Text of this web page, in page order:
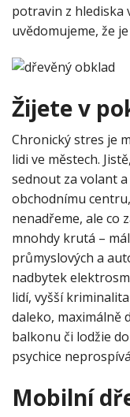
potravin z hlediska
uvědomujeme, že
Žijete v
Chronický stres je
lidi ve městech.
sednout za volant
obchodnímu
nenadřeme, ale co
mnohdy krutá –
průmyslových a
nadbytek
lidí, vyšší
daleko, maximálně
balkonu či lodžie
psychice
Mobilní